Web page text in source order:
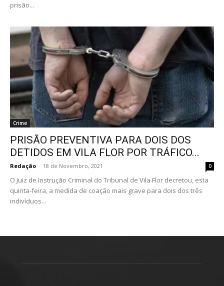
prisão...
Crime
PRISÃO PREVENTIVA PARA DOIS DOS
DETIDOS EM VILA FLOR POR TRÁFICO...
Redação - 18 de Novembro, 2021 0
O Juiz de Instrução Criminal do Tribunal de Vila Flor decretou, esta
quinta-feira, a medida de coação mais grave para dois dos três
indivíduos...